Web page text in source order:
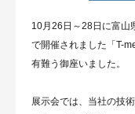
10月26日～28日に富山
で開催されました「T-
有難う御座いました。
展示会では、当社の技術